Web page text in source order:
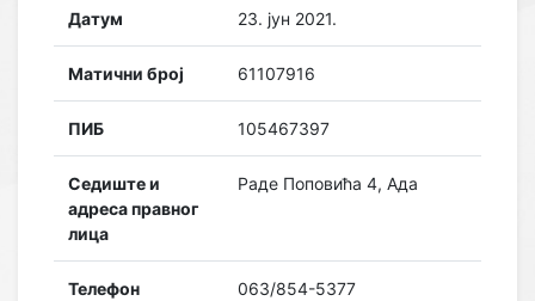
Датум 23. јун 2021.
Матични број 61107916
ПИБ 105467397
Седиште и
адреса правног
лица
Раде Поповића 4, Ада
Телефон 063/854-5377